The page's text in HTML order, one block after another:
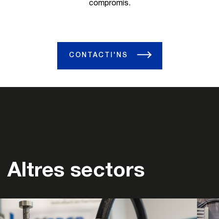
compromís.
CONTACTI'NS
Altres sectors